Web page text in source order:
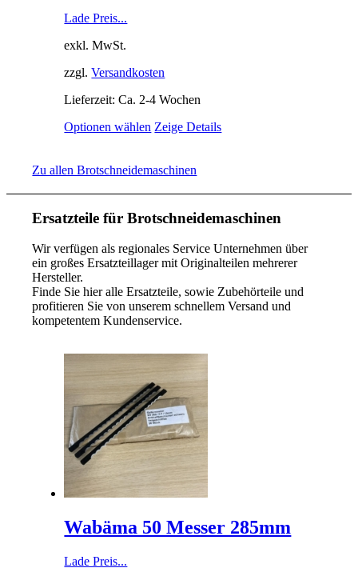
Lade Preis...
exkl. MwSt.
zzgl.Versandkosten
Lieferzeit: Ca. 2-4 Wochen
Optionen wählen Zeige Details
Zu allen Brotschneidemaschinen
Ersatzteile für Brotschneidemaschinen
Wir verfügen als regionales Service Unternehmen über
ein großes Ersatzteillager mit Originalteilen mehrerer
Hersteller.
Finde Sie hier alle Ersatzteile, sowie Zubehörteile und
profitieren Sie von unserem schnellem Versand und
kompetentem Kundenservice.
Wabäma 50 Messer 285mm
Lade Preis...